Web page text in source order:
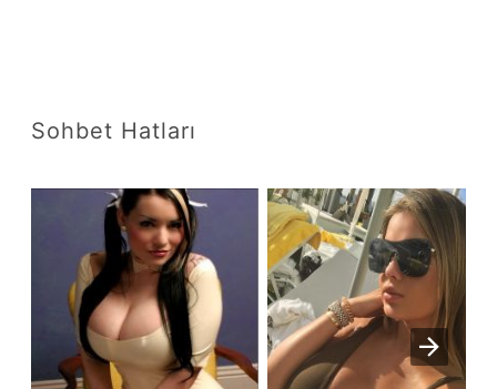
Sohbet Hatları